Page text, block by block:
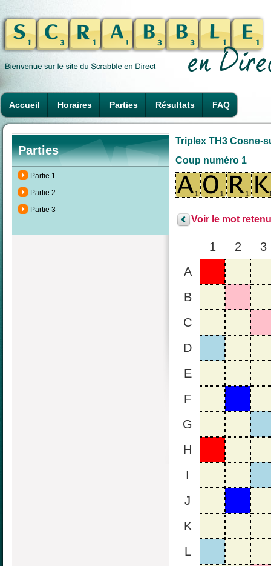
Accueil Horaires Parties Résultats FAQ
Parties
Partie 1
Partie 2
Partie 3
Triplex TH3 Cosne-
Coup numéro 1
Voir le mot
1 2
3
A
B
C
D
E
F
G
H
I
J
K
L